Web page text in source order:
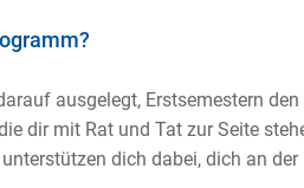
ausgelegt, Erstsemestern
dir mit Rat und Tat zur Seite
dich dabei, dich an